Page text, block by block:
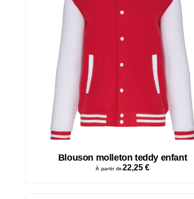
Blouson molleton teddy enfant
À partir de22,25 €